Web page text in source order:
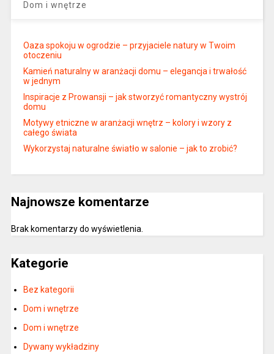
Dom i wnętrze
Oaza spokoju w ogrodzie – przyjaciele natury w Twoim
otoczeniu
Kamień naturalny w aranżacji domu – elegancja i trwałość
w jednym
Inspiracje z Prowansji – jak stworzyć romantyczny wystrój
domu
Motywy etniczne w aranżacji wnętrz – kolory i wzory z
całego świata
Wykorzystaj naturalne światło w salonie – jak to zrobić?
Najnowsze komentarze
Brak komentarzy do wyświetlenia.
Kategorie
Bez kategorii
Dom i wnętrze
Dom i wnętrze
Dywany wykładziny